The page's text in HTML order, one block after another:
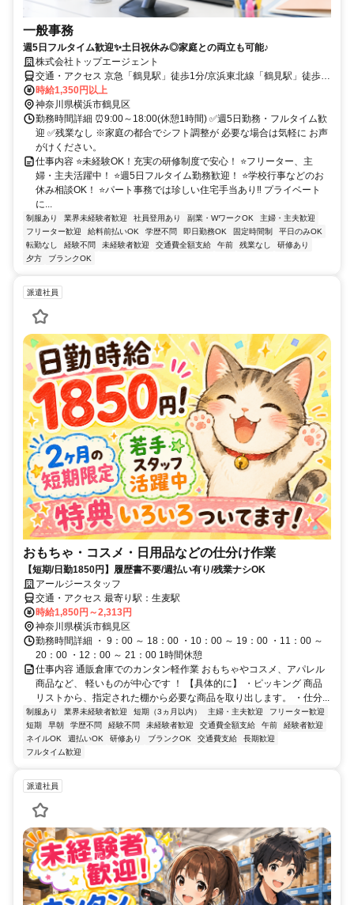
一般事務
週5日フルタイム歓迎✨土日祝休み◎家庭との両立も可能♪
株式会社トップエージェント
交通・アクセス 京急「鶴見駅」徒歩1分/京浜東北線「鶴見駅」徒歩2
分 ✅交通費全額支給
時給1,350円以上
神奈川県横浜市鶴見区
勤務時間詳細 ⏰9:00～18:00(休憩1時間) ✅週5日勤務・フルタイム歓
迎 ✅残業なし ※家庭の都合でシフト調整が 必要な場合は気軽に お声
がけください。
仕事内容 ⭐未経験OK！充実の研修制度で安心！ ⭐フリーター、主
婦・主夫活躍中！ ⭐週5日フルタイム勤務歓迎！ ⭐学校行事などのお
休み相談OK！ ⭐パート事務では珍しい住宅手当あり‼ プライベート
に...
制服あり 業界未経験者歓迎 社員登用あり 副業・WワークOK
主婦・主夫歓迎
フリーター歓迎
給料前払いOK 学歴不問 即日勤務OK 固定時間制
平日のみOK
転勤なし
経験不問 未経験者歓迎 交通費全額支給 午前 残業なし
研修あり
夕方
ブランクOK
派遣社員
おもちゃ・コスメ・日用品などの仕分け作業
【短期/日勤1850円】履歴書不要/週払い有り/残業ナシOK
アールジースタッフ
交通・アクセス 最寄り駅：生麦駅
時給1,850円～2,313円
神奈川県横浜市鶴見区
勤務時間詳細 ・ 9：00 ～ 18：00 ・10：00 ～ 19：00 ・11：00 ～
20：00 ・12：00 ～ 21：00 1時間休憩
仕事内容 通販倉庫でのカンタン軽作業 おもちゃやコスメ、アパレル
商品など、 軽いものが中心です ！ 【具体的に】 ・ピッキング 商品
リストから、指定された棚から必要な商品を取り出します。 ・仕分...
制服あり 業界未経験者歓迎 短期（3ヵ月以内） 主婦・主夫歓迎
フリーター歓迎
短期
早朝 学歴不問 経験不問 未経験者歓迎 交通費全額支給 午前
経験者歓迎
ネイルOK
週払いOK 研修あり ブランクOK 交通費支給
長期歓迎
フルタイム歓迎
派遣社員